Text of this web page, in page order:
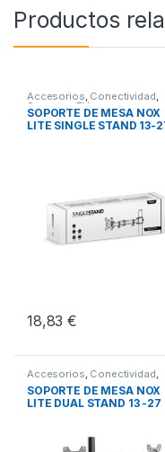
Productos
Accesorios, Conectividad,
Soportes TV
SOPORTE DE MESA NOX
LITE SINGLE STAND 13-
18,83€
Accesorios, Conectividad,
Soportes TV
SOPORTE DE MESA NOX
LITE DUAL STAND 13 -27